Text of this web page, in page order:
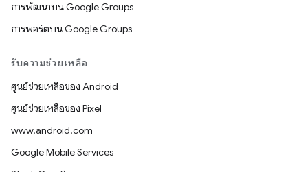
การพัฒนาบน Google Groups
การพอร์ตบน Google Groups
รับความช่วยเหลือ
ศูนย์ช่วยเหลือของ Android
ศูนย์ช่วยเหลือของ Pixel
www.android.com
Google Mobile Services